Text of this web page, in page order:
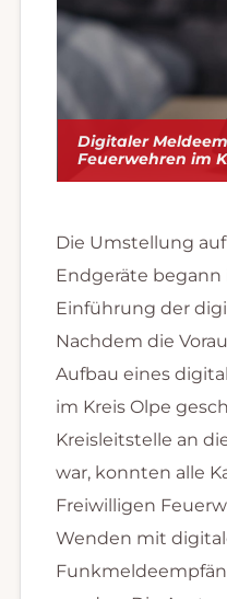
Digitaler
Feuerwehren im
Die Umstellung
Endgeräte
Einführung der
Nachdem die
Aufbau eines
im Kreis Olpe
Kreisleitstelle an
war, konnten alle
Freiwilligen
Wenden mit